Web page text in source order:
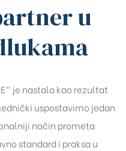
u
je nastala kao rezultat
uspostavimo jedan
način prometa
standard i praksa u